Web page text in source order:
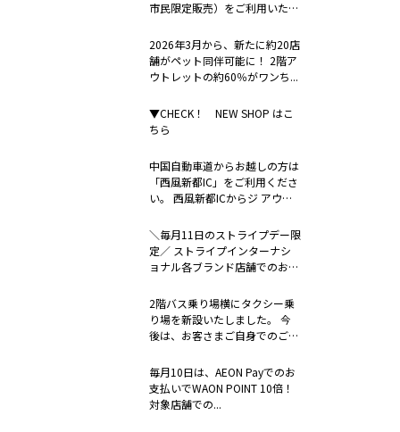
市民限定販売）をご利用いただ
2026年3月から、新たに約20店
舗がペット同伴可能に！ 2階ア
ウトレットの約60％がワンち...
▼CHECK！ NEW SHOP はこ
ちら
中国自動車道からお越しの方は
「西風新都IC」をご利用くださ
い。 西風新都ICからジ アウト
＼毎月11日のストライプデー限
定／ ストライプインターナシ
ョナル各ブランド店舗でのお支
2階バス乗り場横にタクシー乗
り場を新設いたしました。 今
後は、お客さまご自身でのご連
毎月10日は、AEON Payでのお
支払いでWAON POINT 10倍！
対象店舗での...